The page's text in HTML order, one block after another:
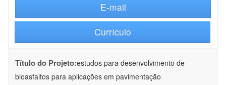
E-mail
Currículo
Título do Projeto:estudos para desenvolvimento de
bioasfaltos para aplicações em pavimentação